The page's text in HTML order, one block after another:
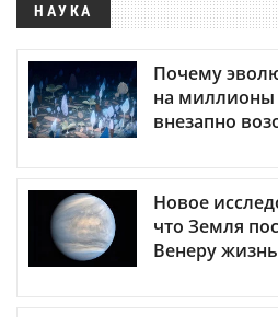
НАУКА
Почему
на миллионы
внезапно
Новое
что Земля
Венеру